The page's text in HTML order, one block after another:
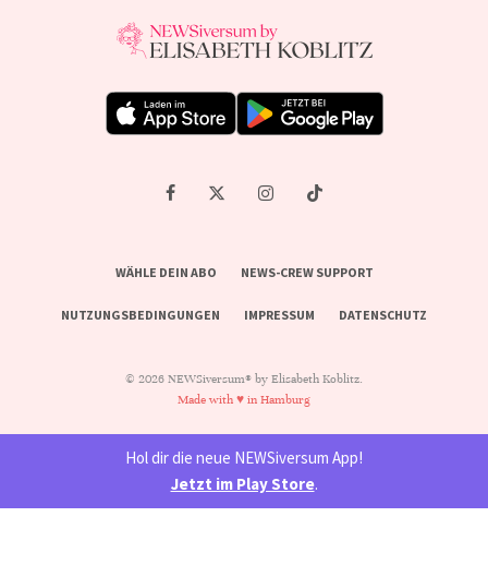
WÄHLE DEIN ABO NEWS-CREW SUPPORT
NUTZUNGSBEDINGUNGEN IMPRESSUM DATENSCHUTZ
© 2026 NEWSiversum® by Elisabeth Koblitz.
Made with ♥ in Hamburg
Hol dir die neue NEWSiversum App!
Jetzt im Play Store.